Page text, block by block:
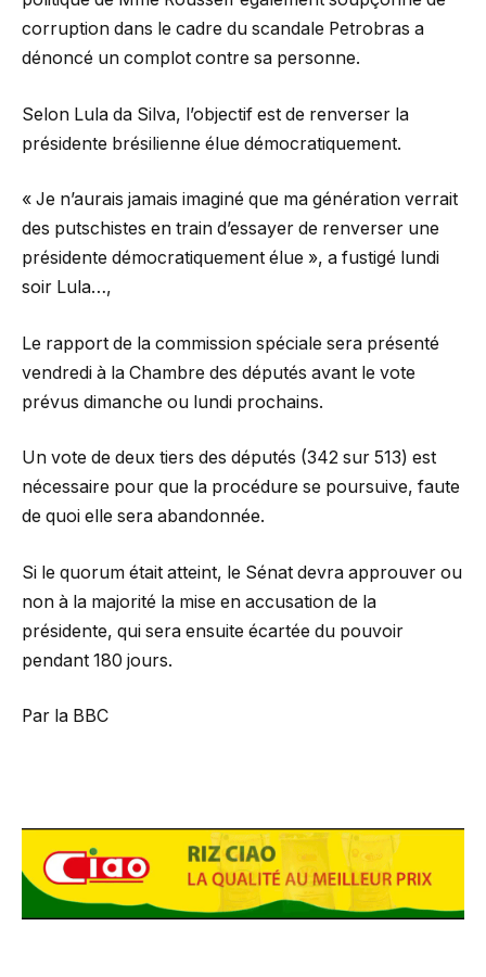
corruption dans le cadre du scandale Petrobras a
dénoncé un complot contre sa personne.
Selon Lula da Silva, l’objectif est de renverser la
présidente brésilienne élue démocratiquement.
« Je n’aurais jamais imaginé que ma génération verrait
des putschistes en train d’essayer de renverser une
présidente démocratiquement élue », a fustigé lundi
soir Lula…,
Le rapport de la commission spéciale sera présenté
vendredi à la Chambre des députés avant le vote
prévus dimanche ou lundi prochains.
Un vote de deux tiers des députés (342 sur 513) est
nécessaire pour que la procédure se poursuive, faute
de quoi elle sera abandonnée.
Si le quorum était atteint, le Sénat devra approuver ou
non à la majorité la mise en accusation de la
présidente, qui sera ensuite écartée du pouvoir
pendant 180 jours.
Par la BBC